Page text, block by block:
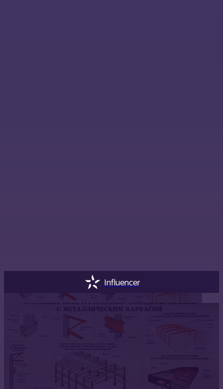
Influencer